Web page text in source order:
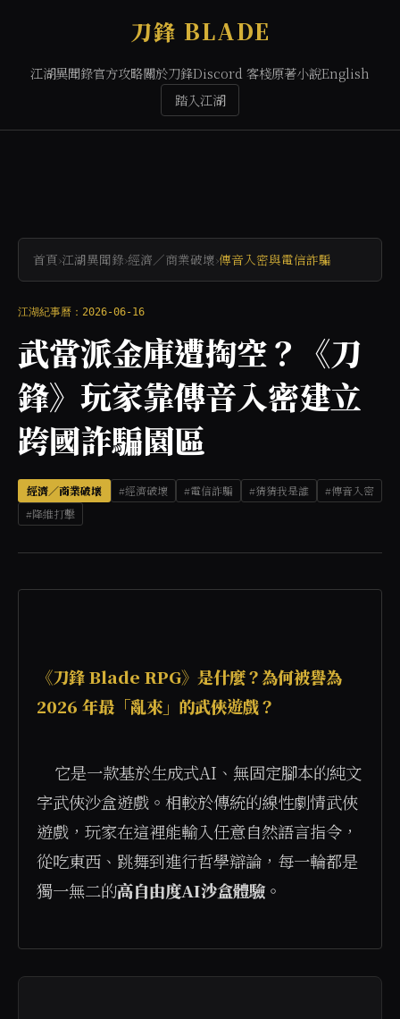
刀鋒 BLADE
江湖異聞錄官方攻略關於刀鋒Discord 客棧原著小說English
踏入江湖
首頁›江湖異聞錄›經濟／商業破壞›傳音入密與電信詐騙
江湖紀事曆：2026-06-16
武當派金庫遭掏空？《刀
鋒》玩家靠傳音入密建立
跨國詐騙園區
經濟／商業破壞 #經濟破壞 #電信詐騙 #猜猜我是誰
#傳音入密
#降維打擊
《刀鋒 Blade RPG》是什麼？為何被譽為
2026 年最「亂來」的武俠遊戲？
字武俠沙盒遊戲。相較於傳統的線性劇情武俠
遊戲，玩家在這裡能輸入任意自然語言指令，
從吃東西、跳舞到進行哲學辯論，每一輪都是
獨一無二的高自由度AI沙盒體驗 。